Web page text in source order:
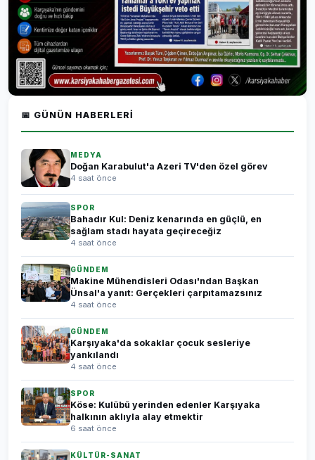
📅 GÜNÜN HABERLERI
MEDYA
Doğan Karabulut'a Azeri TV'den özel görev
4 saat önce
SPOR
Bahadır Kul: Deniz kenarında en güçlü, en
sağlam stadı hayata geçireceğiz
4 saat önce
GÜNDEM
Makine Mühendisleri Odası'ndan Başkan
Ünsal'a yanıt: Gerçekleri çarpıtamazsınız
4 saat önce
GÜNDEM
Karşıyaka'da sokaklar çocuk sesleriye
yankılandı
4 saat önce
SPOR
Köse: Kulübü yerinden edenler Karşıyaka
halkının aklıyla alay etmektir
6 saat önce
KÜLTÜR-SANAT